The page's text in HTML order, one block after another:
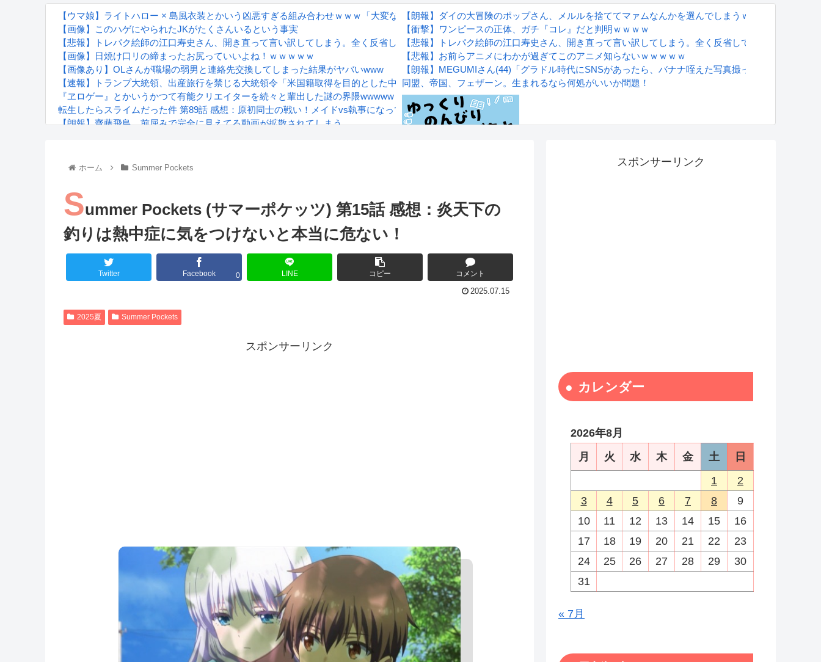
【ウマ娘】ライトハロー × 島風衣装とかいう凶悪すぎる組み合わせｗｗｗ「大変なことに…」
【画像】このハゲにやられたJKがたくさんいるという事実
【悲報】トレパク絵師の江口寿史さん、開き直って言い訳してしまう。全く反省してないと話題に
【画像】日焼け口リの締まったお尻っていいよね！ｗｗｗｗｗ
【画像あり】OLさんが職場の弱男と連絡先交換してしまった結果がヤバいwww
【速報】トランプ大統領、出産旅行を禁じる大統領令「米国籍取得を目的とした中国人らを排除する」
『ヱロゲー』とかいうかつて有能クリエイターを続々と輩出した謎の界隈wwwww
転生したらスライムだった件 第89話 感想：原初同士の戦い！メイドvs執事になってる！
【朗報】齋藤飛鳥、前屈みで完全に見えてる動画が拡散されてしまう…
るろうに剣心 -明治剣客浪漫譚- 京都動乱 第33話の感想
Powered by livedoor 相互RSS
【朗報】ダイの大冒険のポップさん、メルルを捨ててマァムなんかを選んでしまうｗｗｗ
【衝撃】ワンピースの正体、ガチ『コレ』だと判明ｗｗｗｗ
【悲報】トレパク絵師の江口寿史さん、開き直って言い訳してしまう。全く反省してないと話題に
【悲報】お前らアニメにわかが過ぎてこのアニメ知らないｗｗｗｗｗ
【朗報】MEGUMIさん(44)「グラドル時代にSNSがあったら、バナナ咥えた写真撮ってたと思う」
同盟、帝国、フェザーン。生まれるなら何処がいいか問題！
ホーム Summer Pockets
Summer Pockets (サマーポケッツ) 第15話 感想：炎天下の
釣りは熱中症に気をつけないと本当に危ない！
Twitter Facebook 0 LINE コピー コメント
2025.07.15
2025夏 Summer Pockets
スポンサーリンク
スポンサーリンク
カレンダー
2026年8月
月
火 水 木 金 土
日
1
2
3
4 5 6 7 8
9
10
11 12 13 14 15
16
17
18 19 20 21 22
23
24
25 26 27 28 29
30
31
« 7月